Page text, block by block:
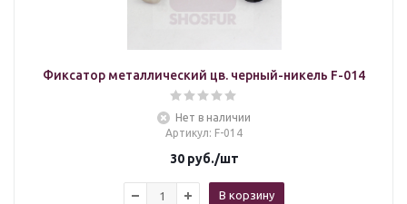
Фиксатор металлический цв. черный-никель F-014
Нет в наличии
Артикул: F-014
30руб./шт
В корзину